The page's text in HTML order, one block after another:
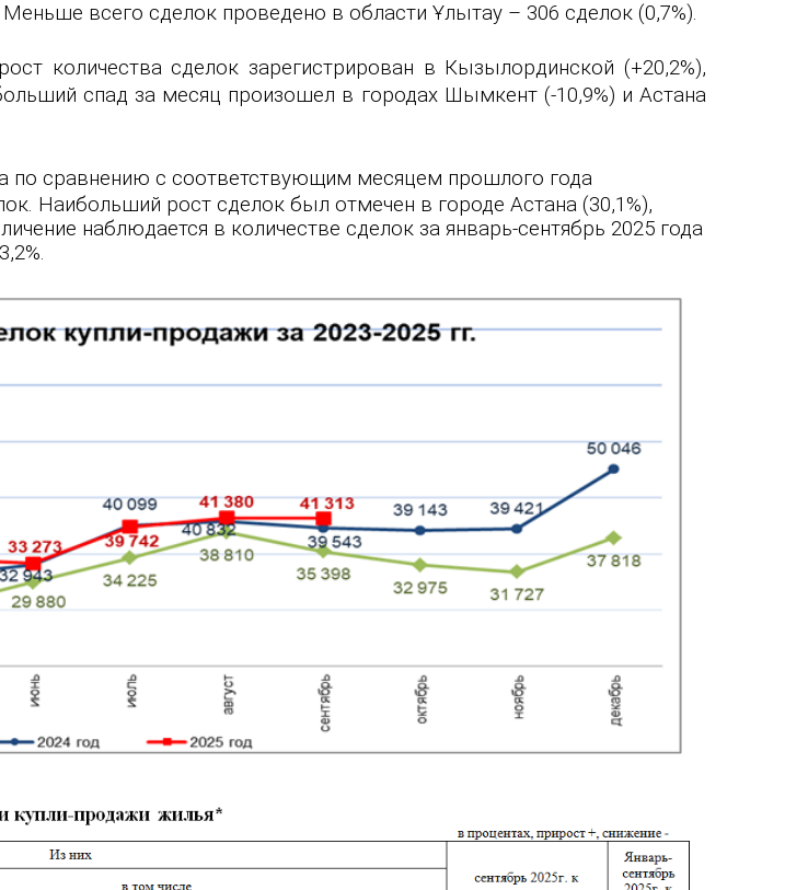
Меньше всего сделок проведено в области Ұлытау – 306 сделок (0,7%).
количества сделок зарегистрирован в Кызылординской (+20,2%),
спад за месяц произошел в городах Шымкент(-10,9%) и Астана
по сравнению с соответствующим месяцем прошлого года
Наибольший рост сделок был отмечен в городе Астана (30,1%),
наблюдается в количестве сделок за январь-сентябрь 2025 года
2%.